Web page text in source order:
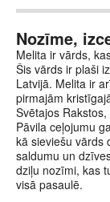
Nozīme,
Melita ir vārds,
Šis vārds ir plaši
Latvijā. Melita ir
pirmajām
Svētajos
Pāvila ceļojumu
kā sieviešu vārds
saldumu un
dziļu nozīmi, kas
visā pasaulē.